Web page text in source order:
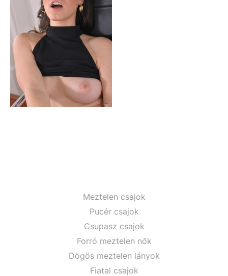
Meztelen csajok
Pucér csajok
Csupasz csajok
Forró meztelen nők
Dögös meztelen lányok
Fiatal csajok